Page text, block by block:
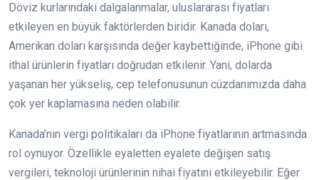
Döviz kurlarındaki dalgalanmalar, uluslararası fiyatları
etkileyen en büyük faktörlerden biridir. Kanada doları,
Amerikan doları karşısında değer kaybettiğinde, iPhone gibi
ithal ürünlerin fiyatları doğrudan etkilenir. Yani, dolarda
yaşanan her yükseliş, cep telefonusunun cüzdanımızda daha
çok yer kaplamasına neden olabilir.
Kanada’nın vergi politikaları da iPhone fiyatlarının artmasında
rol oynuyor. Özellikle eyaletten eyalete değişen satış
vergileri, teknoloji ürünlerinin nihai fiyatını etkileyebilir. Eğer